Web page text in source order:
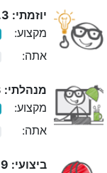
יוזמתי: 4.3
מקצוע:
אתה:
מנהלתי: 4.3
מקצוע:
אתה:
ביצועי: 1.9